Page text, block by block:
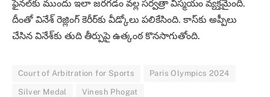
ఫైనల్‌కు ముందు ఇలా జరగడం వల్ల సర్వత్రా విస్మయం వ్యక్తమైంది.
దీంతో వినేశ్‌ రెజ్లింగ్‌ కెరీర్‌కు వీడ్కోలు పలికేసింది. కాస్‌కు అప్పీలు
చేసిన వినేశ్‌కు తుది తీర్పుపై ఉత్కంఠ కొనసాగుతోంది.
Court of Arbitration for Sports Paris Olympics 2024
Silver Medal Vinesh Phogat